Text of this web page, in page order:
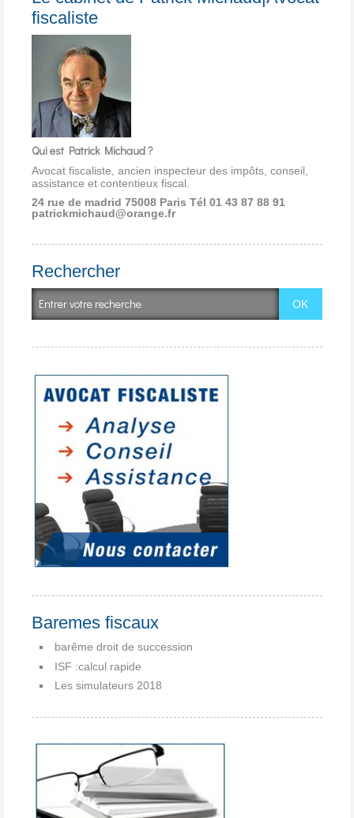
fiscaliste
Qui est Patrick Michaud ?
Avocat fiscaliste, ancien inspecteur des impôts, conseil,
assistance et contentieux fiscal.
24 rue de madrid 75008 Paris Tél 01 43 87 88 91
patrickmichaud@orange.fr
Rechercher
Baremes fiscaux
barême droit de succession
ISF :calcul rapide
Les simulateurs 2018